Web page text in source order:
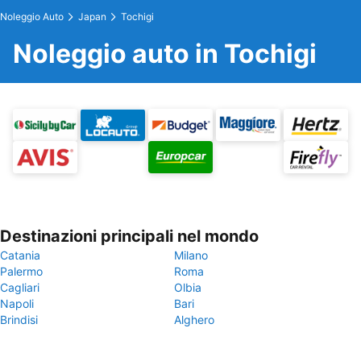
Noleggio Auto Japan Tochigi
Noleggio auto in Tochigi
Destinazioni principali nel mondo
Catania
Milano
Palermo
Roma
Cagliari
Olbia
Napoli
Bari
Brindisi
Alghero